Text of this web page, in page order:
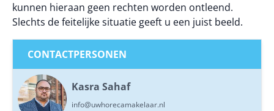
kunnen hieraan geen rechten worden ontleend.
Slechts de feitelijke situatie geeft u een juist beeld.
CONTACTPERSONEN
Kasra Sahaf
info@uwhorecamakelaar.nl